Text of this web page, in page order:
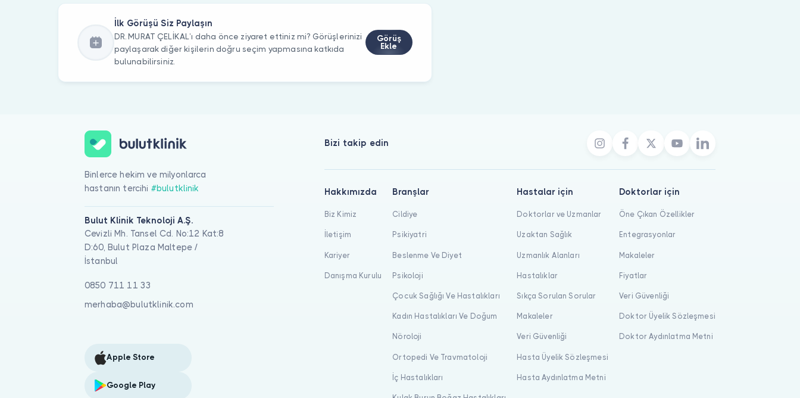
İlk Görüşü Siz Paylaşın
DR. MURAT ÇELİKAL’ı daha önce ziyaret ettiniz mi? Görüşlerinizi
paylaşarak diğer kişilerin doğru seçim yapmasına katkıda
bulunabilirsiniz.
Görüş
Ekle
Binlerce hekim ve milyonlarca
hastanın tercihi #bulutklinik
Bulut Klinik Teknoloji A.Ş.
Cevizli Mh. Tansel Cd. No:12 Kat:8
D:60, Bulut Plaza Maltepe /
İstanbul
0850 711 11 33
merhaba@bulutklinik.com
Apple Store
Google Play
Bizi takip edin
Hakkımızda
Biz Kimiz
İletişim
Kariyer
Danışma Kurulu
Branşlar
Cildiye
Psikiyatri
Beslenme Ve Diyet
Psikoloji
Çocuk Sağlığı Ve Hastalıkları
Kadın Hastalıkları Ve Doğum
Nöroloji
Ortopedi Ve Travmatoloji
İç Hastalıkları
Hastalar için
Doktorlar ve Uzmanlar
Uzaktan Sağlık
Uzmanlık Alanları
Hastalıklar
Sıkça Sorulan Sorular
Makaleler
Veri Güvenliği
Hasta Üyelik Sözleşmesi
Hasta Aydınlatma Metni
Doktorlar için
Öne Çıkan Özellikler
Entegrasyonlar
Makaleler
Fiyatlar
Veri Güvenliği
Doktor Üyelik Sözleşmesi
Doktor Aydınlatma Metni